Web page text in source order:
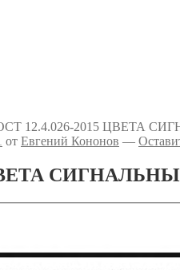
12.4.026-2015 ЦВЕТА
от Евгений Кононов —
ЦВЕТА